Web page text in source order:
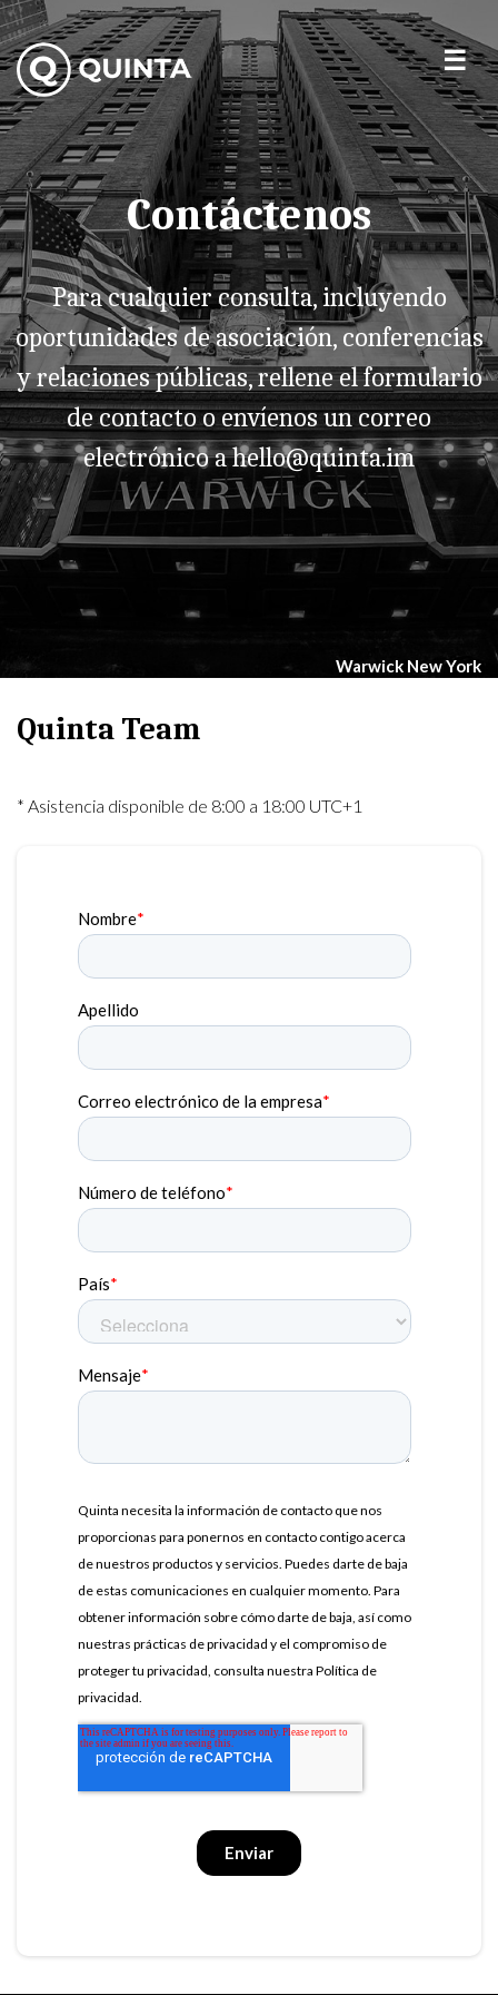
Contáctenos
Para cualquier consulta, incluyendo
oportunidades de asociación, conferencias
y relaciones públicas, rellene el formulario
de contacto o envíenos un correo
electrónico ahello@quinta.im
Warwick New York
Quinta Team
* Asistencia disponible de 8:00 a 18:00 UTC+1